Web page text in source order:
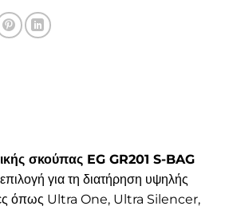
σκούπας EG GR201 S-BAG
για τη διατήρηση υψηλής
όπως Ultra One, Ultra Silencer,